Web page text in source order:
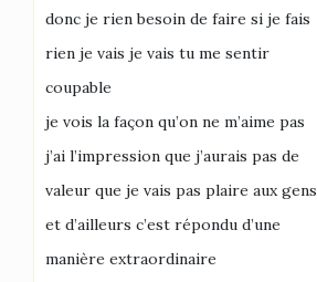
donc je rien besoin de faire si je fais
rien je vais je vais tu me sentir
coupable
je vois la façon qu’on ne m’aime pas
j’ai l’impression que j’aurais pas de
valeur que je vais pas plaire aux gens
et d’ailleurs c’est répondu d’une
manière extraordinaire